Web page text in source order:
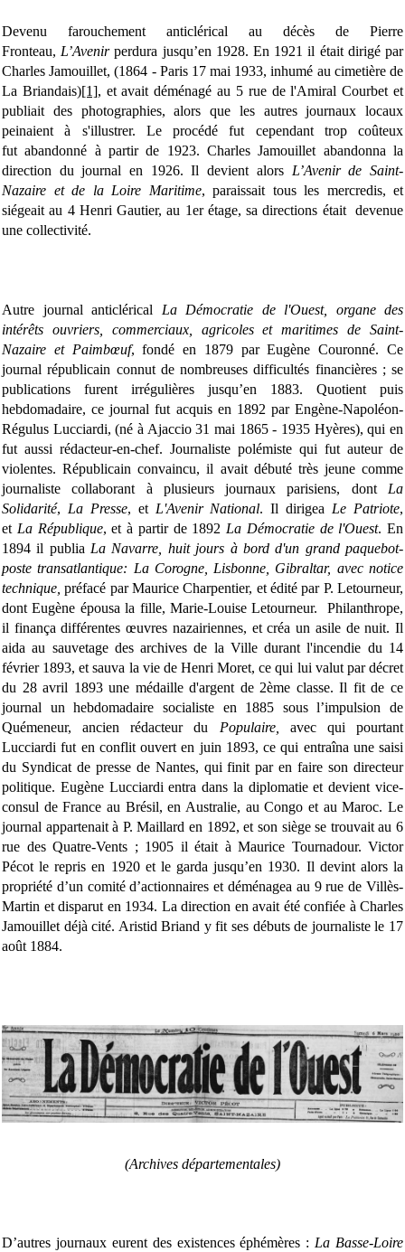
Devenu farouchement anticlérical au décès de Pierre
Fronteau, L’Avenirperdura jusqu’en 1928. En 1921 il était dirigé par
Charles Jamouillet, (1864 - Paris 17 mai 1933, inhumé au cimetière de
La Briandais)[1], et avait déménagé au 5 rue de l'Amiral Courbet et
publiait des photographies, alors que les autres journaux locaux
peinaient à s'illustrer. Le procédé fut cependant trop coûteux
fut abandonné à partir de 1923. Charles Jamouillet abandonna la
direction du journal en 1926. Il devient alors L’Avenir de Saint-
Nazaire et de la Loire Maritime, paraissait tous les mercredis, et
siégeait au 4 Henri Gautier, au 1er étage, sa directions était devenue
une collectivité.
Autre journal anticlérical La Démocratie de l'Ouest, organe des
intérêts ouvriers, commerciaux, agricoles et maritimes de Saint-
Nazaire et Paimbœuf, fondé en 1879 par Eugène Couronné. Ce
journal républicain connut de nombreuses difficultés financières ; se
publications furent irrégulières jusqu’en 1883. Quotient puis
hebdomadaire, ce journal fut acquis en 1892 par Engène-Napoléon-
Régulus Lucciardi, (né à Ajaccio 31 mai 1865 - 1935 Hyères), qui en
fut aussi rédacteur-en-chef. Journaliste polémiste qui fut auteur de
violentes. Républicain convaincu, il avait débuté très jeune comme
journaliste collaborant à plusieurs journaux parisiens, dont La
Solidarité, La Presse, et L'Avenir National. Il dirigea Le Patriote,
et La République, et à partir de 1892 La Démocratie de l'Ouest. En
1894 il publia La Navarre, huit jours à bord d'un grand paquebot-
poste transatlantique: La Corogne, Lisbonne, Gibraltar, avec notice
technique,préfacé par Maurice Charpentier, et édité par P. Letourneur,
dont Eugène épousa la fille, Marie-Louise Letourneur. Philanthrope,
il finança différentes œuvres nazairiennes, et créa un asile de nuit. Il
aida au sauvetage des archives de la Ville durant l'incendie du 14
février 1893, et sauva la vie de Henri Moret, ce qui lui valut par décret
du 28 avril 1893 une médaille d'argent de 2ème classe.Il fit de ce
journal un hebdomadaire socialiste en 1885 sous l’impulsion de
Quémeneur, ancien rédacteur du Populaire, avec qui pourtant
Lucciardi fut en conflit ouvert en juin 1893, ce qui entraîna une saisi
du Syndicat de presse de Nantes, qui finit par en faire son directeur
politique. Eugène Lucciardi entra dans la diplomatie et devient vice-
consul de France au Brésil, en Australie, au Congo et au Maroc. Le
journal appartenait à P. Maillard en 1892, et son siège se trouvait au 6
rue des Quatre-Vents ; 1905 il était à Maurice Tournadour. Victor
Pécot le repris en 1920 et le garda jusqu’en 1930. Il devint alors la
propriété d’un comité d’actionnaires et déménagea au 9 rue de Villès-
Martin et disparut en 1934. La direction en avait été confiée à Charles
Jamouillet déjà cité. Aristid Briand y fit ses débuts de journaliste le 17
août 1884.
(Archives départementales)
D’autres journaux eurent des existences éphémères : La Basse-Loire